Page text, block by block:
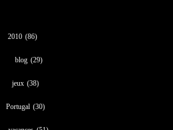
2010 (86)
blog (29)
jeux (38)
Portugal (30)